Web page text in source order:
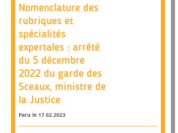
Nomenclature des
rubriques et
spécialités
expertales : arrêté
du 5 décembre
2022 du garde des
Sceaux, ministre de
la Justice
Paru le 17.02.2023